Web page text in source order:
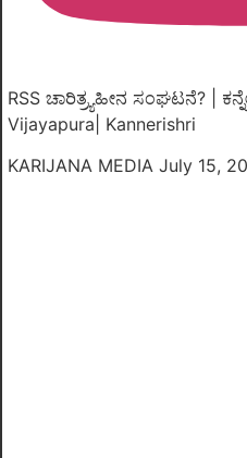
RSS ಚಾರಿತ್ರ್ಯಹೀನ ಸಂಘಟನೆ? |
Vijayapura| Kannerishri
KARIJANA MEDIA July 15,